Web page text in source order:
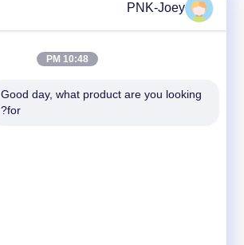
PNK-Joey
10:48 PM
Good day, what product are you looking
for?